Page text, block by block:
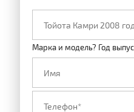
Марка и модель? Год